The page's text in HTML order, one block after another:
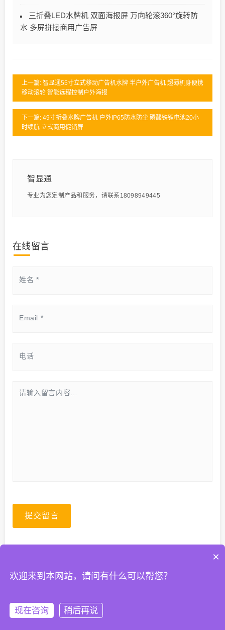
三折叠LED水牌机 双面海报屏 万向轮滚360°旋转防
水 多屏拼接商用广告屏
上一篇: 智显通55寸立式移动广告机水牌 半户外广告机 超薄机身便携
移动滚轮 智能远程控制户外海报
下一篇: 49寸折叠水牌广告机 户外IP65防水防尘 磷酸铁锂电池20小
时续航 立式商用促销屏
智显通
专业为您定制产品和服务，请联系18098949445
在线留言
提交留言
×
欢迎来到本网站，请问有什么可以帮您？
现在咨询 稍后再说